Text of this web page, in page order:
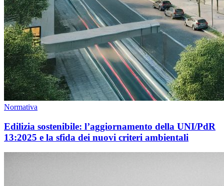
Normativa
Edilizia sostenibile: l’aggiornamento della UNI/PdR
13:2025 e la sfida dei nuovi criteri ambientali